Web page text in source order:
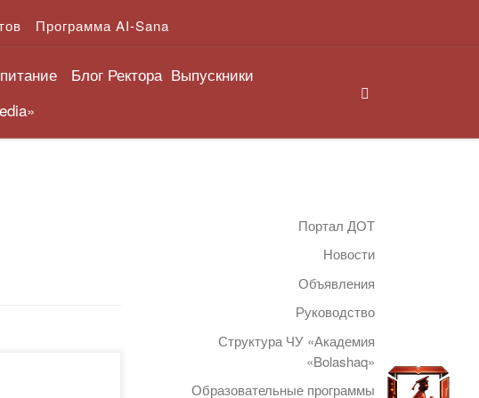
Программа AI-Sana
Блог Ректора Выпускники
Портал ДОТ
Новости
Объявления
Руководство
Структура ЧУ «Академия
«Bolashaq»
Образовательные программы